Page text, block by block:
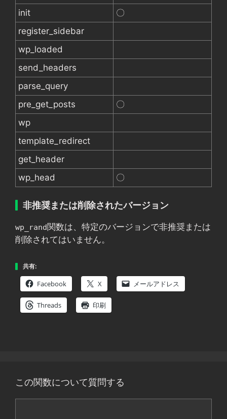
init
〇
register_sidebar
wp_loaded
send_headers
parse_query
pre_get_posts
〇
wp
template_redirect
get_header
wp_head
〇
非推奨または削除されたバージョン
wp_rand関数は、特定のバージョンで非推奨または
削除されてはいません。
共有:
Facebook X メールアドレス
Threads 印刷
この関数について質問する